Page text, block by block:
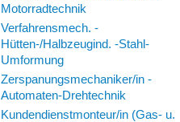
Motorradtechnik
Verfahrensmech. -
Hütten-/Halbzeugind. -Stahl-
Umformung
Zerspanungsmechaniker/in -
Automaten-Drehtechnik
Kundendienstmonteur/in (Gas- u.